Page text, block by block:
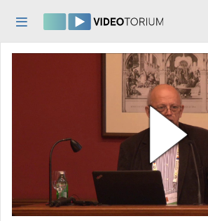
Kategóriák
Lejátszási listák
Intézmények